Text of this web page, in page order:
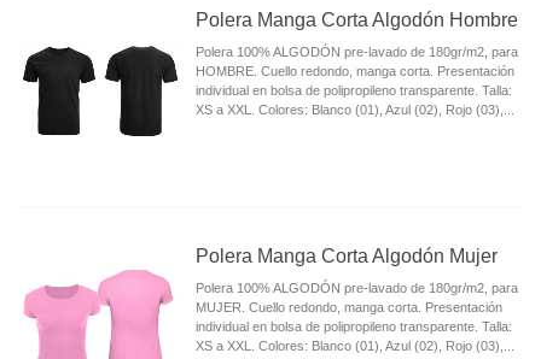
Polera Manga Corta Algodón Hombre
Polera 100% ALGODÓN pre-lavado de 180gr/m2, para
HOMBRE. Cuello redondo, manga corta. Presentación
individual en bolsa de polipropileno transparente. Talla:
XS a XXL. Colores: Blanco (01), Azul (02), Rojo (03),...
Polera Manga Corta Algodón Mujer
Polera 100% ALGODÓN pre-lavado de 180gr/m2, para
MUJER. Cuello redondo, manga corta. Presentación
individual en bolsa de polipropileno transparente. Talla:
XS a XXL. Colores: Blanco (01), Azul (02), Rojo (03),...